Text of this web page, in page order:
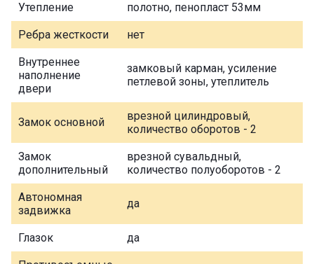
Утепление полотно, пенопласт 53мм
Ребра жесткости нет
Внутреннее
наполнение
двери
замковый карман, усиление
петлевой зоны, утеплитель
Замок основной
врезной цилиндровый,
количество оборотов - 2
Замок
дополнительный
врезной сувальдный,
количество полуоборотов - 2
Автономная
задвижка
да
Глазок да